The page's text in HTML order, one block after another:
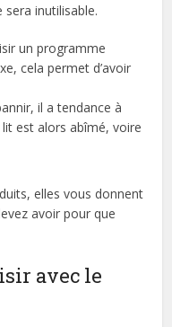
inutilisable.
un programme
cela permet d’avoir
il a tendance à
est alors abîmé, voire
elles vous donnent
avoir pour que
avec le